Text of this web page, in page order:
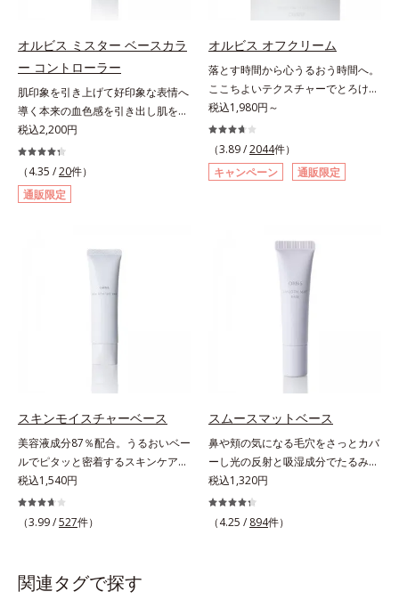
複合成分配合＝肌を保護し、乾燥を
防ぐ複合成分 ※ ビルベリー葉エ
皮エキス*4 グリセリルグルコシド
（保湿成分）、（ジメチコン／ビニ
ルジメチコン）クロスポリマー、ジ
メチコン（カバー成分）*5 アクリ
レーツコポリマー
て、独自研究に基づいたアプローチ
(*5)」。肌のうるおいを引き出し・
高めて、ハリ感あふれる肌へと導き
ます。うるおいに満ちたゆらがない
肌をご体感いただくために設計され
た3ステップで、いつも力強く美し
くあり続けるあなたを応援します。
*1 肌にうるおいが満ち、維持され
W*4 2022年5月 Mintel社データベ
ース及び先行技術調査による当社調
べ*5 オトギリソウエキス配合＝肌
(*1)から成る「ナノVCショットカプ
セル」を配合。カプセルが浸透して
から成分を放出する特殊技術によっ
て、高い浸透力(*2)と安定性を実
現。毛穴の目立ちをしっかりケア
(*3)して、ゆらぎやすいニキビ肌
を、みずみずしい清潔な垢抜け肌
(*4)へと導きます。たっぷりの保湿
成分で低刺激。敏感肌の方にもお使
酸、ユズセラミド、スフィンゴ糖脂
質*2 角層内*3 うるおいによりキメ
を整えて毛穴を目立たなくする*4
洗浄による汚れの除去*5 すべての
おきないというわけではありませ
オルビス ミスター ベースカラ
ー コントローラー
肌印象を引き上げて好印象な表情へ
導く本来の血色感を引き出し肌を均
一に整えるベースカラー。スキンケ
ア感覚で絶好調な肌へ整えるベース
コントロールカラーです。肌トラブ
ルを“覆い隠す”のではなく、“光で整
える”オレンジフィルター理論に着
て、血色のよいイキイキとした印象
の「赤」を肌にプラス。毛穴のデコ
ボコやザラつき、肌色のムラを光で
象をランクアップさせます。日本人
ます。ベタつくのに乾燥する男性の
肌に、うるおいを与えつつ皮脂分泌
をコントロールするスキンケア成分
を配合。夕方までベタつき＆乾燥知
らずの、清潔感のある肌が続きま
す。さらにSPF20・PA++の紫外線カ
ット効果で、日常シーンの紫外線を
カット。洗顔料で簡単に落とすこと
です。【ご使用方法】スキンケアの
後、適量（パール1～2粒大程度）を
税込2,200円
（4.35 /20件）
通販限定
オルビス オフクリーム
落とす時間から心うるおう時間へ。
ここちよいテクスチャーでとろける
クレンジング。“落とすだけ”の時間
から、かけがえのないリラックスタ
イムへ―。忙しい日々を送る現代女
性にとって、クレンジングは“落と
すだけ”の作業になりがち。オルビ
レンジング。人が本能的にここちよ
さを感じる“秒速5cm”の動きに着目
し、顔全体にやさしく円を描くよう
になじませると、自然とその動きに
導くこだわりのテクスチャーを採用
なテクスチャーがとろけるように肌
見極めて落とす「セレクトクレンジ
ング成分(*2)」、うるおいが逃げ出
しにくいネットを形成して肌を守る
「セラミドネットワーク成分
(*3)」、植物由来の保湿成分「ブレ
ンドハーブ成分(*4)」を配合。汚れ
税込1,980円～
（3.89 /2044件）
キャンペーン
通販限定
スキンモイスチャーベース
美容液成分87％配合。うるおいベー
ルでピタッと密着するスキンケア発
想のメイク下地。化粧ノリ＆もち
UP！ファンデーションの仕上がり
を格上げする、スキンケア発想の化
一に密着”させることで、仕上がり
の美しさと化粧もちが格段にUP。
税込1,540円
（3.99 /527件）
スムースマットベース
鼻や頬の気になる毛穴をさっとカバ
ーし光の反射と吸湿成分でたるみ毛
穴もふんわり一掃。肌になじむクリ
ーム状の部分用化粧下地。小鼻や頬
の気になる毛穴にさっと塗るだけ
税込1,320円
（4.25 / 894件）
関連タグで探す